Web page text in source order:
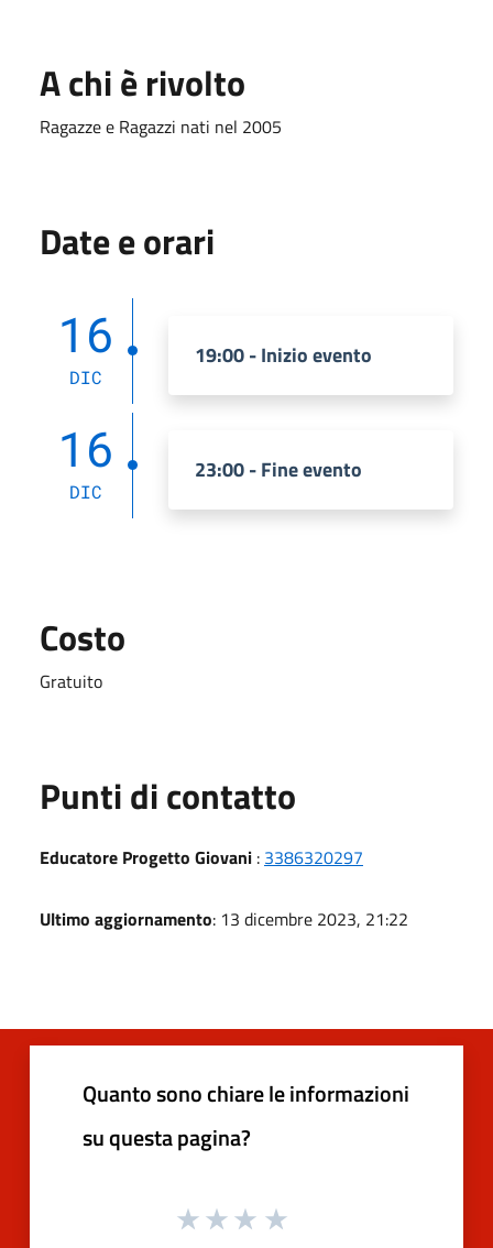
A chi è rivolto
Ragazze e Ragazzi nati nel 2005
Date e orari
16
DIC
19:00 - Inizio evento
16
DIC
23:00 - Fine evento
Costo
Gratuito
Punti di contatto
Educatore Progetto Giovani : 3386320297
Ultimo aggiornamento: 13 dicembre 2023, 21:22
Quanto sono chiare le informazioni
su questa pagina?